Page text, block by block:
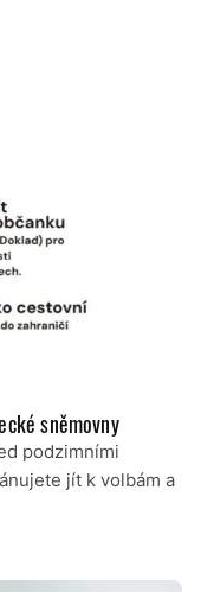
sněmovny
podzimními
jít k volbám a